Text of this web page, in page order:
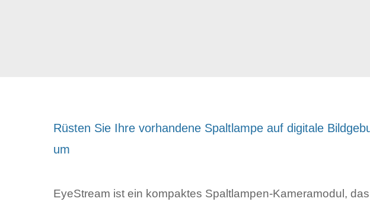
Rüsten Sie Ihre vorhandene Spaltlampe auf digitale
um
EyeStream ist ein kompaktes Spaltlampen-Kameramodul,